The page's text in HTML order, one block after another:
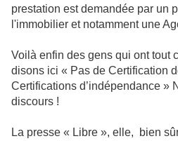
prestation est demandée par un
l'immobilier et notamment une
Voilà enfin des gens qui ont tout
disons ici « Pas de Certification
Certifications d’indépendance »
discours !
La presse « Libre », elle, bien